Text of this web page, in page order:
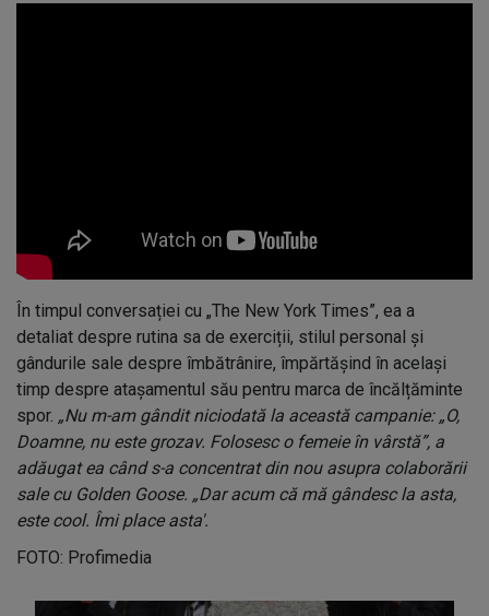
În timpul conversației cu „The New York Times”, ea a
detaliat despre rutina sa de exerciții, stilul personal și
gândurile sale despre îmbătrânire, împărtășind în același
timp despre atașamentul său pentru marca de încălțăminte
spor. „Nu m-am gândit niciodată la această campanie: „O,
Doamne, nu este grozav. Folosesc o femeie în vârstă”, a
adăugat ea când s-a concentrat din nou asupra colaborării
sale cu Golden Goose. „Dar acum că mă gândesc la asta,
este cool. Îmi place asta'.
FOTO: Profimedia